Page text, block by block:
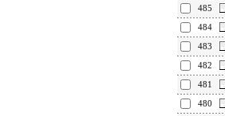
485
484
483
482
481
480